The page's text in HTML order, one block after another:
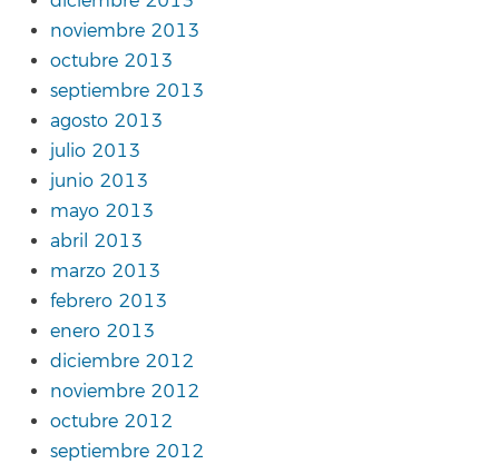
noviembre 2013
octubre 2013
septiembre 2013
agosto 2013
julio 2013
junio 2013
mayo 2013
abril 2013
marzo 2013
febrero 2013
enero 2013
diciembre 2012
noviembre 2012
octubre 2012
septiembre 2012